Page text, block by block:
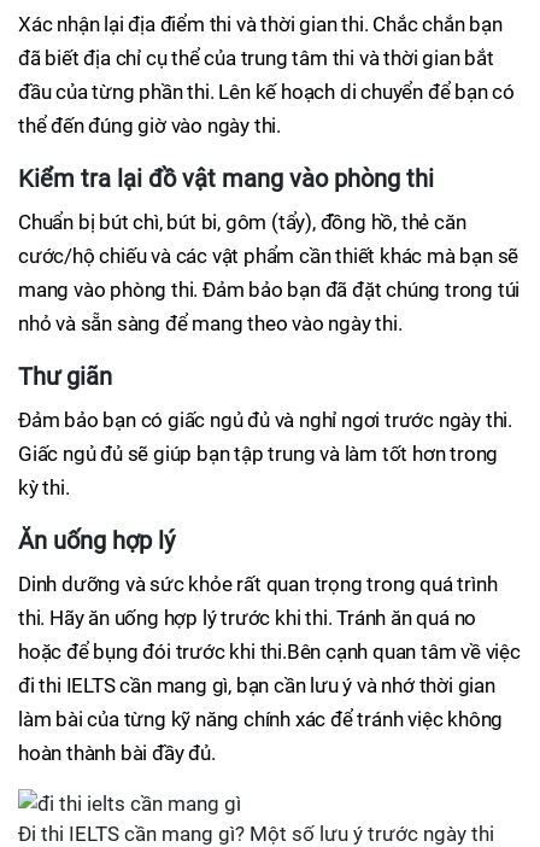
Xác nhận lại địa điểm thi và thời gian thi. Chắc chắn bạn
đã biết địa chỉ cụ thể của trung tâm thi và thời gian bắt
đầu của từng phần thi. Lên kế hoạch di chuyển để bạn có
thể đến đúng giờ vào ngày thi.
Kiểm tra lại đồ vật mang vào phòng thi
Chuẩn bị bút chì, bút bi, gôm (tẩy), đồng hồ, thẻ căn
cước/hộ chiếu và các vật phẩm cần thiết khác mà bạn sẽ
mang vào phòng thi. Đảm bảo bạn đã đặt chúng trong túi
nhỏ và sẵn sàng để mang theo vào ngày thi.
Thư giãn
Đảm bảo bạn có giấc ngủ đủ và nghỉ ngơi trước ngày thi.
Giấc ngủ đủ sẽ giúp bạn tập trung và làm tốt hơn trong
kỳ thi.
Ăn uống hợp lý
Dinh dưỡng và sức khỏe rất quan trọng trong quá trình
thi. Hãy ăn uống hợp lý trước khi thi. Tránh ăn quá no
hoặc để bụng đói trước khi thi.Bên cạnh quan tâm về việc
đi thi IELTS cần mang gì, bạn cần lưu ý và nhớ thời gian
làm bài của từng kỹ năng chính xác để tránh việc không
hoàn thành bài đầy đủ.
Đi thi IELTS cần mang gì? Một số lưu ý trước ngày thi